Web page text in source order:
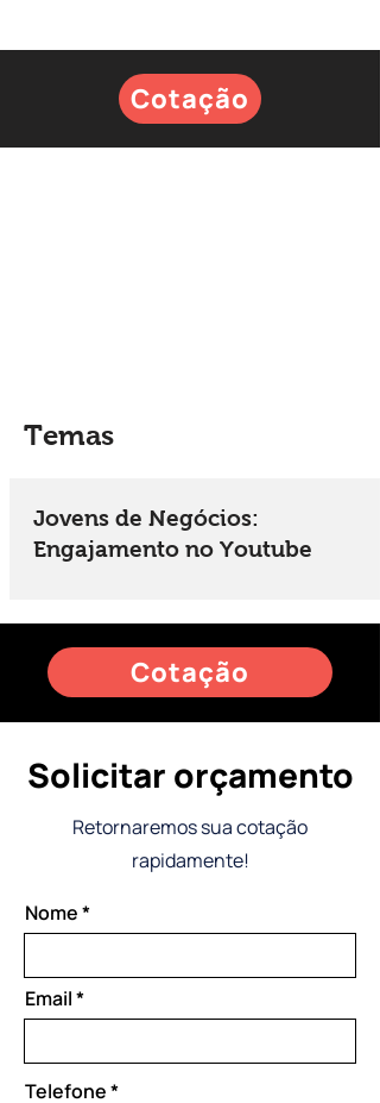
Cotação
Temas
Jovens de Negócios:
Engajamento no Youtube
Cotação
Solicitar orçamento
Retornaremos sua cotação
rapidamente!
Nome
Email
Telefone